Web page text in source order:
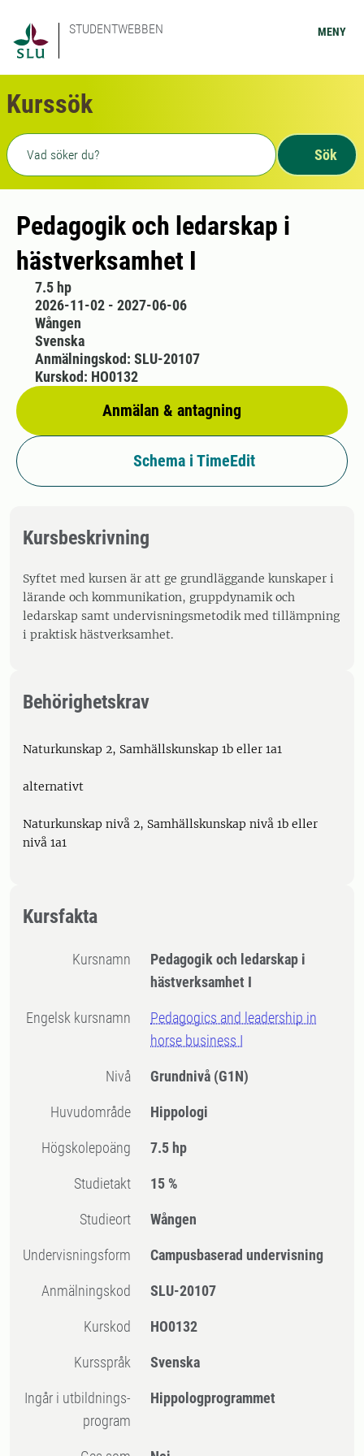
STUDENTWEBBEN MENY
Kurssök
Fritext sökning
Sök
Pedagogik och ledarskap i
hästverksamhet I
7.5 hp
2026-11-02 - 2027-06-06
Wången
Svenska
Anmälan & antagning
Anmälningskod: SLU-20107
Kurskod: HO0132
Schema i TimeEdit
Kursbeskrivning
Syftet med kursen är att ge grundläggande kunskaper i
lärande och kommunikation, gruppdynamik och
ledarskap samt undervisningsmetodik med tillämpning
i praktisk hästverksamhet.
Behörighetskrav
Naturkunskap 2, Samhällskunskap 1b eller 1a1
alternativt
Naturkunskap nivå 2, Samhällskunskap nivå 1b eller
nivå 1a1
Kursfakta
Kursnamn
Pedagogik och ledarskap i
hästverksamhet I
Engelsk kursnamn
Pedagogics and leadership in
horse business I
Nivå Grundnivå (G1N)
Huvudområde Hippologi
högskolepoäng 7.5 hp
Studietakt 15 %
Studieort Wången
Undervisningsform Campusbaserad undervisning
Anmälningskod SLU-20107
Kurskod HO0132
Kursspråk Svenska
Ingår i utbildnings-
program
Hippologprogrammet